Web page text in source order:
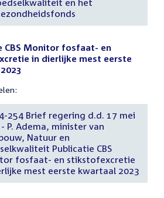
en het
CBS Monitor fosfaat- en
in dierlijke mest eerste
254 Brief regering d.d. 17 mei
P. Adema, minister van
Natuur en
Publicatie CBS
fosfaat- en stikstofexcretie
mest eerste kwartaal 2023